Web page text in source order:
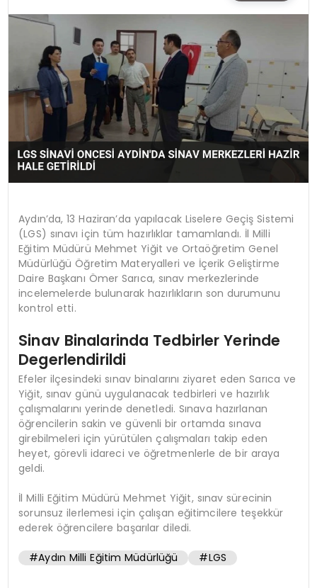
YAŞAM
Aydın’da, 13 Haziran’da yapılacak Liselere Geçiş Sistemi
(LGS) sınavı için tüm hazırlıklar tamamlandı. İl Milli
Eğitim Müdürü Mehmet Yiğit ve Ortaöğretim Genel
Müdürlüğü Öğretim Materyalleri ve İçerik Geliştirme
Daire Başkanı Ömer Sarıca, sınav merkezlerinde
incelemelerde bulunarak hazırlıkların son durumunu
kontrol etti.
Sinav Binalarinda Tedbirler Yerinde
Degerlendirildi
Efeler ilçesindeki sınav binalarını ziyaret eden Sarıca ve
Yiğit, sınav günü uygulanacak tedbirleri ve hazırlık
çalışmalarını yerinde denetledi. Sınava hazırlanan
öğrencilerin sakin ve güvenli bir ortamda sınava
girebilmeleri için yürütülen çalışmaları takip eden
heyet, görevli idareci ve öğretmenlerle de bir araya
geldi.
İl Milli Eğitim Müdürü Mehmet Yiğit, sınav sürecinin
sorunsuz ilerlemesi için çalışan eğitimcilere teşekkür
ederek öğrencilere başarılar diledi.
#Aydın Milli Eğitim Müdürlüğü #LGS